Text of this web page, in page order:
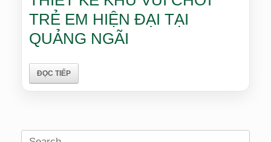
TRẺ EM HIỆN ĐẠI TẠI
QUẢNG NGÃI
ĐỌC TIẾP
Search